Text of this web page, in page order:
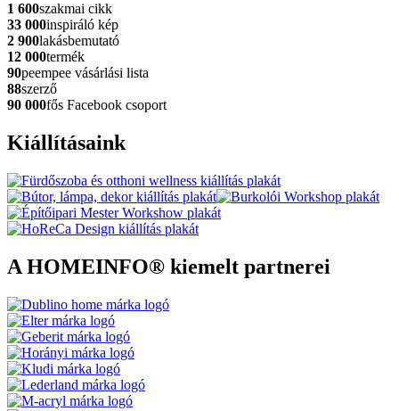
1 600szakmai cikk
33 000inspiráló kép
2 900lakásbemutató
12 000termék
90peempee vásárlási lista
88szerző
90 000fős Facebook csoport
Kiállításaink
A HOMEINFO® kiemelt partnerei